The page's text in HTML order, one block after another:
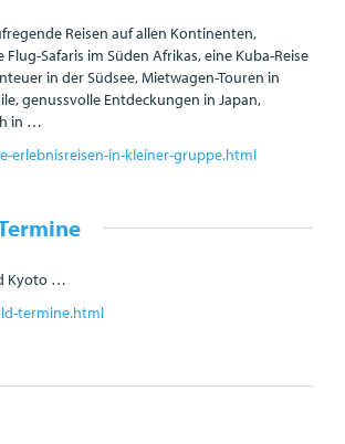
Reisen auf allen Kontinenten,
Safaris im Süden Afrikas, eine Kuba-Reise
in der Südsee, Mietwagen-Touren in
genussvolle Entdeckungen in Japan,
in …
erlebnisreisen-in-kleiner-gruppe.html
Kyoto …
termine.html